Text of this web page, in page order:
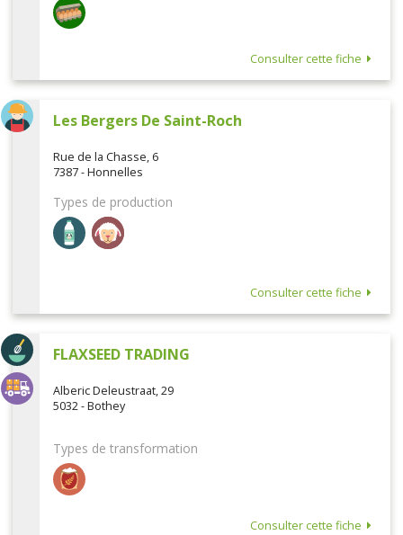
Consulter cette fiche
Les Bergers De Saint-Roch
Rue de la Chasse, 6
7387 - Honnelles
Types de production
Consulter cette fiche
FLAXSEED TRADING
Alberic Deleustraat, 29
5032 - Bothey
Types de transformation
Consulter cette fiche